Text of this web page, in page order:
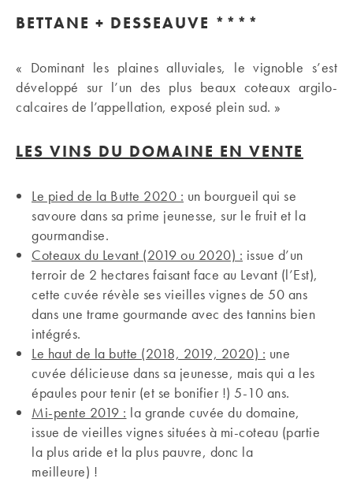
BETTANE + DESSEAUVE ****
« Dominant les plaines alluviales, le vignoble s’est
développé sur l’un des plus beaux coteaux argilo-
calcaires de l’appellation, exposé plein sud. »
LES VINS DU DOMAINE EN VENTE
Le pied de la Butte 2020 : un bourgueil qui se
savoure dans sa prime jeunesse, sur le fruit et la
gourmandise.
Coteaux du Levant (2019 ou 2020) : issue d’un
terroir de 2 hectares faisant face au Levant (l’Est),
cette cuvée révèle ses vieilles vignes de 50 ans
dans une trame gourmande avec des tannins bien
intégrés.
Le haut de la butte (2018, 2019, 2020) : une
cuvée délicieuse dans sa jeunesse, mais qui a les
épaules pour tenir (et se bonifier !) 5-10 ans.
Mi-pente 2019 : la grande cuvée du domaine,
issue de vieilles vignes situées à mi-coteau (partie
la plus aride et la plus pauvre, donc la
meilleure) !